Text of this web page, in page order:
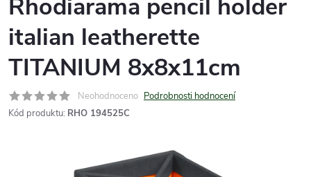
Rhodiarama pencil holder
italian leatherette
TITANIUM 8x8x11cm
Neohodnoceno Podrobnosti hodnocení
Kód produktu: RHO 194525C